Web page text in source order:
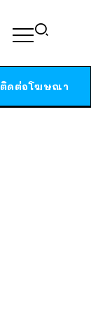
ติดต่อโฆษณา